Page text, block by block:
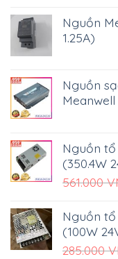
Nguồn
1.25A)
Nguồn
Meanwell
Nguồn tổ
(350.4W
561.000
Nguồn tổ
(100W
285.000